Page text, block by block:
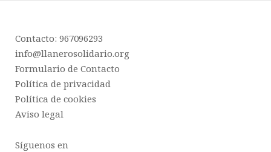
Contacto: 967096293
info@llanerosolidario.org
Formulario de Contacto
Política de privacidad
Política de cookies
Aviso legal
Síguenos en